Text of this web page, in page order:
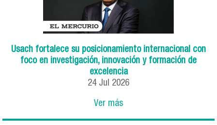
Usach fortalece su posicionamiento internacional con
foco en investigación, innovación y formación de
excelencia
24 Jul 2026
Ver más